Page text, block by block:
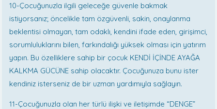
10-Çocuğunuzla ilgili geleceğe güvenle bakmak
istiyorsanız; öncelikle tam özgüvenli, sakin, onaylanma
beklentisi olmayan, tam odaklı, kendini ifade eden, girişimci,
sorumluluklarını bilen, farkındalığı yüksek olması için yatırım
yapın. Bu özelliklere sahip bir çocuk KENDİ İÇİNDE AYAĞA
KALKMA GÜCÜNE sahip olacaktır. Çocuğunuza bunu ister
kendiniz isterseniz de bir uzman yardımıyla sağlayın.
11-Çocuğunuzla olan her türlü ilişki ve iletişimde “DENGE”